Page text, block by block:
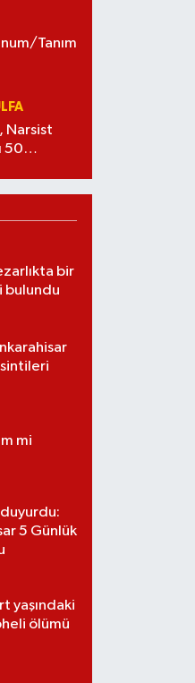
Tanım
Narsist
50
bir
bulundu
mi
5 Günlük
yaşındaki
ölümü